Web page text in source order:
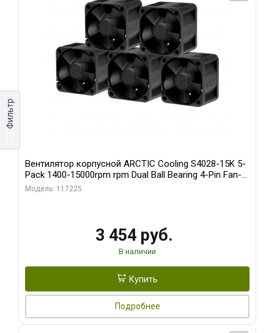
Фильтр
Вентилятор корпусной ARCTIC Cooling S4028-15K 5-
Pack 1400-15000rpm rpm Dual Ball Bearing 4-Pin Fan-
Connector (ACFAN00274A)
Модель: 117225
3 454 руб.
В наличии
Купить
Подробнее